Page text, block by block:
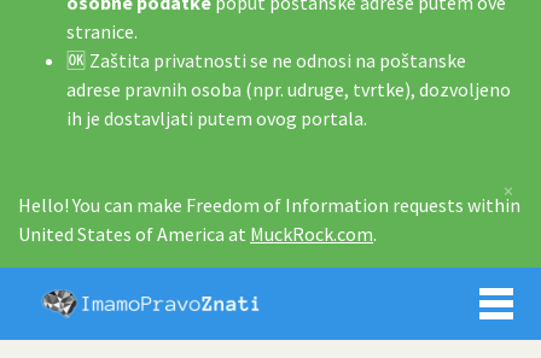
stranice.
🆗 Zaštita privatnosti se ne odnosi na poštanske
adrese pravnih osoba (npr. udruge, tvrtke), dozvoljeno
ih je dostavljati putem ovog portala.
Hello! You can make Freedom of Information requests within
United States of America at MuckRock.com.
×
Imamo